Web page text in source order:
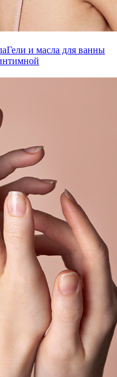
Гели и масла для ванны